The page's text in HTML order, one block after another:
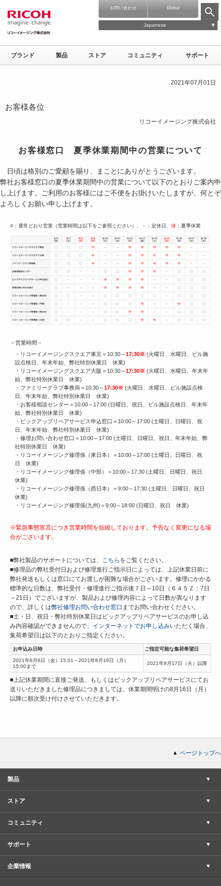
お問い合わせ Global
Japanese
ブランド 製品 ストア コミュニティ サポート
2021年07月01日
お客様各位
リコーイメージング株式会社
お客様窓口 夏季休業期間中の営業について
日頃は格別のご愛顧を賜り、まことにありがとうございます。
弊社お客様窓口の夏季休業期間中の営業について以下のとおりご案内申
し上げます。ご利用のお客様にはご不便をお掛けいたしますが、何とぞ
よろしくお願い申し上げます。
○ ：通常どおり営業（営業時間は以下をご参照ください）、 － ：定休日、 休 ：夏季休業
－営業時間－
・リコーイメージングスクエア東京＝10:30～17:30※ (火曜日、水曜日、ビル施
設点検日、年末年始、弊社特別休業日 休業)
・リコーイメージングスクエア大阪＝10:30～17:30※ (火曜日、水曜日、年末年
始、弊社特別休業日 休業)
・ファミリークラブ事務局＝10:30～17:30※ (火曜日、水曜日、ビル施設点検
日、年末年始、弊社特別休業日 休業)
・お客様相談センター＝10:00～17:00 (日曜日、祝日、ビル施設点検日、年末年
始、弊社特別休業日 休業)
・ピックアップリペアサービス申込窓口＝10:00～17:00 (土曜日、日曜日、祝
日、年末年始、弊社特別休業日 休業)
・修理お問い合わせ窓口＝10:00～17:00 (土曜日、日曜日、祝日、年末年始、弊
社特別休業日 休業)
・リコーイメージング修理係（東日本）＝10:00～17:00 (土曜日、日曜日、祝
日 休業)
・リコーイメージング修理係（中部）＝10:00～17:30 (土曜日、日曜日、祝日
休業)
・リコーイメージング修理係（西日本）＝9:00～17:30 (土曜日、日曜日、祝日
休業)
・リコーイメージング修理係(九州)＝9:00～18:00 (日曜日、祝日 休業)
※緊急事態宣言につき営業時間を短縮しております。予告なく変更になる場
合がございます。
■弊社製品のサポートについては、 こちら をご覧ください。
■修理品の弊社受付日および修理進行ご指示日によっては、上記休業日前に
弊社発送もしくは窓口にてお渡しが困難な場合がございます。修理にかかる
標準的な日数は、弊社受付・修理進行ご指示後７日～10日（６４５Ｚ：7日
～21日）でございますが、製品および修理内容によって日数が異なります
ので、詳しくは弊社修理お問い合わせ窓口 までお問い合わせください。
■土・日、祝日・弊社特別休業日はピックアップリペアサービスのお申し込
み内容確認ができませんので、 インターネットでお申し込みいただく場合、
集荷希望日は以下のとおりご指定ください。
お申込み日時 ご指定可能な集荷希望日
2021年8月6日（金）15:01～2021年8月16日（月）
15:00まで
2021年8月17日（火）以降
■上記休業期間に直接ご発送、もしくはピックアップリペアサービスにてお
送りいただきました修理品につきましては、休業期間明けの8月16日（月）
以降に順次受け付けさせていただきます。
ページトップへ
製品
ストア
コミュニティ
サポート
企業情報